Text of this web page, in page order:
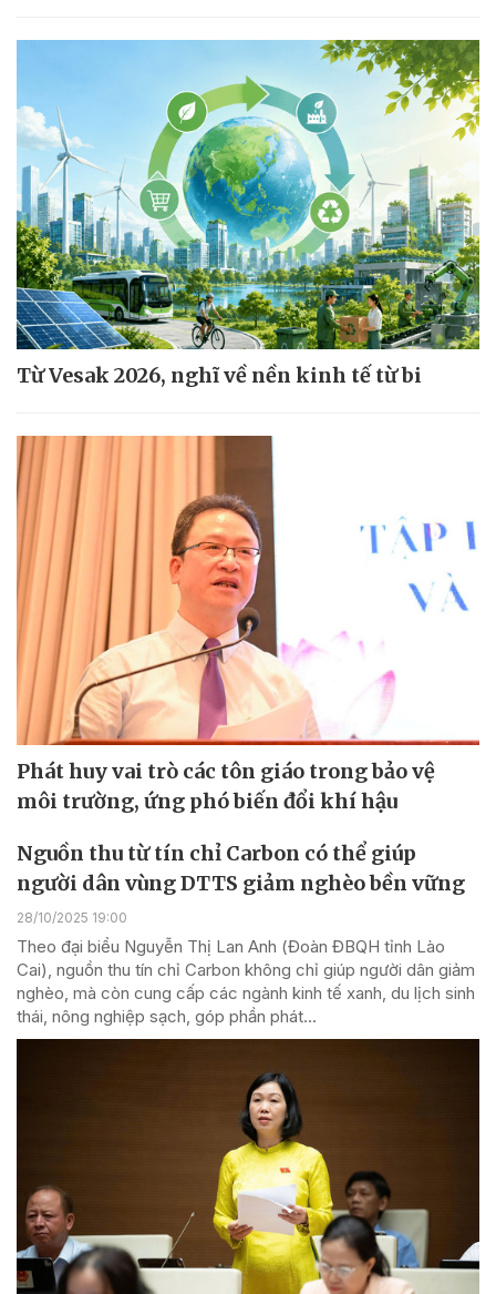
Từ Vesak 2026, nghĩ về nền kinh tế từ bi
Phát huy vai trò các tôn giáo trong bảo vệ
môi trường, ứng phó biến đổi khí hậu
Nguồn thu từ tín chỉ Carbon có thể giúp
người dân vùng DTTS giảm nghèo bền vững
28/10/2025 19:00
Theo đại biểu Nguyễn Thị Lan Anh (Đoàn ĐBQH tỉnh Lào
Cai), nguồn thu tín chỉ Carbon không chỉ giúp người dân giảm
nghèo, mà còn cung cấp các ngành kinh tế xanh, du lịch sinh
thái, nông nghiệp sạch, góp phần phát...